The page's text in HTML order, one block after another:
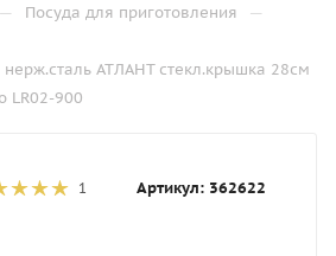
— Посуда для приготовления —
АТЛАНТ стекл.крышка 28см
LR02-900
1 Артикул: 362622